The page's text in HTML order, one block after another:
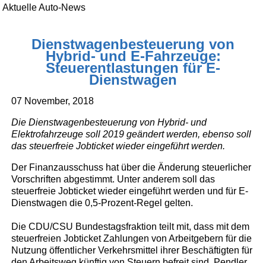
Aktuelle Auto-News
Dienstwagenbesteuerung von
Hybrid- und E-Fahrzeuge:
Steuerentlastungen für E-
Dienstwagen
07 November, 2018
Die Dienstwagenbesteuerung von Hybrid- und
Elektrofahrzeuge soll 2019 geändert werden, ebenso soll
das steuerfreie Jobticket wieder eingeführt werden.
Der Finanzausschuss hat über die Änderung steuerlicher
Vorschriften abgestimmt. Unter anderem soll das
steuerfreie Jobticket wieder eingeführt werden und für E-
Dienstwagen die 0,5-Prozent-Regel gelten.
Die CDU/CSU Bundestagsfraktion teilt mit, dass mit dem
steuerfreien Jobticket Zahlungen von Arbeitgebern für die
Nutzung öffentlicher Verkehrsmittel ihrer Beschäftigten für